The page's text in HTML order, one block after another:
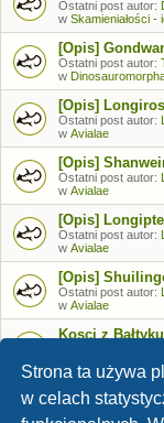
Strona ta używa
w celach
Ostatni post autor:
w Skamieniałości -
[Opis]
Ostatni post autor:
w
[Opis]
Ostatni post autor:
w Avialae
[Opis]
Ostatni post autor:
w Avialae
[Opis]
Ostatni post autor:
w Avialae
[Opis]
Ostatni post autor:
w Avialae
Kosci z Bałtyku
Skamieniałości -